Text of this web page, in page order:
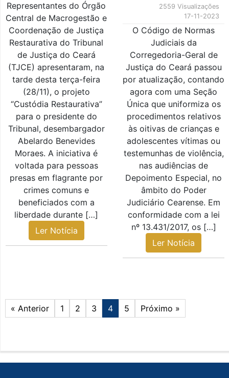
Representantes do Órgão
Central de Macrogestão e
Coordenação de Justiça
Restaurativa do Tribunal
de Justiça do Ceará
(TJCE) apresentaram, na
tarde desta terça-feira
(28/11), o projeto
“Custódia Restaurativa”
para o presidente do
Tribunal, desembargador
Abelardo Benevides
Moraes. A iniciativa é
voltada para pessoas
presas em flagrante por
crimes comuns e
beneficiados com a
liberdade durante […]
Ler Notícia
2559 Visualizações
17-11-2023
O Código de Normas
Judiciais da
Corregedoria-Geral de
Justiça do Ceará passou
por atualização, contando
agora com uma Seção
Única que uniformiza os
procedimentos relativos
às oitivas de crianças e
adolescentes vítimas ou
testemunhas de violência,
nas audiências de
Depoimento Especial, no
âmbito do Poder
Judiciário Cearense. Em
conformidade com a lei
nº 13.431/2017, os […]
Ler Notícia
« Anterior 1 2 3 4 5 Próximo »